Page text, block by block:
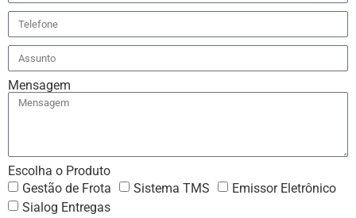
Mensagem
Escolha o Produto
Gestão de Frota
Sistema TMS
Emissor Eletrônico
Sialog Entregas